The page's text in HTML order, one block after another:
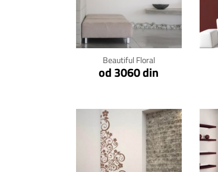
Beautiful Floral
od 3060 din
Klikni za detalje